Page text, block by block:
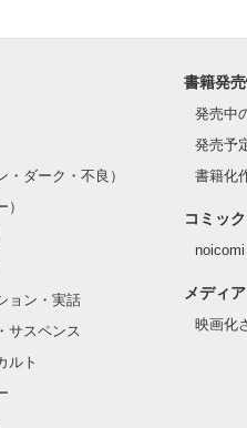
・ダーク・不良）
ョン・実話
サスペンス
ルト
書籍発
発売中
発売予
書籍化
コミック
noicomi
メディア
映画化